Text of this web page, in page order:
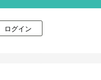
ログイン